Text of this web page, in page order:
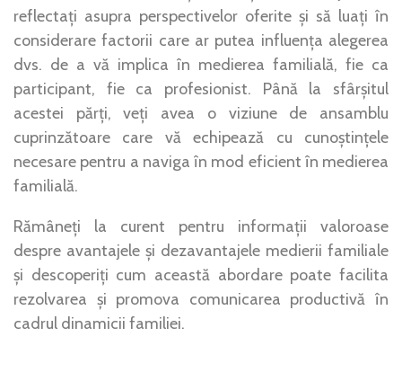
reflectați asupra perspectivelor oferite și să luați în
considerare factorii care ar putea influența alegerea
dvs. de a vă implica în medierea familială, fie ca
participant, fie ca profesionist. Până la sfârșitul
acestei părți, veți avea o viziune de ansamblu
cuprinzătoare care vă echipează cu cunoștințele
necesare pentru a naviga în mod eficient în medierea
familială.
Rămâneți la curent pentru informații valoroase
despre avantajele și dezavantajele medierii familiale
și descoperiți cum această abordare poate facilita
rezolvarea și promova comunicarea productivă în
cadrul dinamicii familiei.